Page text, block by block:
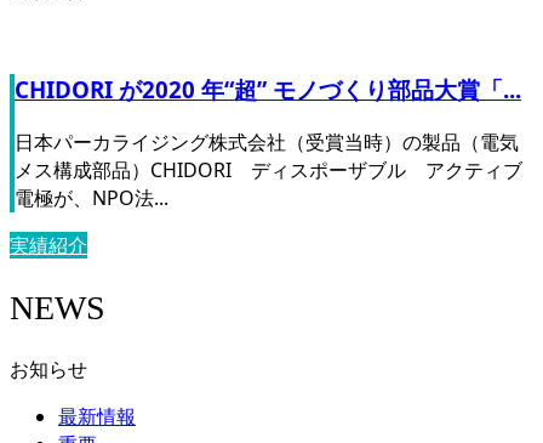
CHIDORI が2020 年“超” モノづくり部品大賞「...
日本パーカライジング株式会社（受賞当時）の製品（電気
メス構成部品）CHIDORI ディスポーザブル アクティブ
電極が、NPO法...
実績紹介
NEWS
お知らせ
最新情報